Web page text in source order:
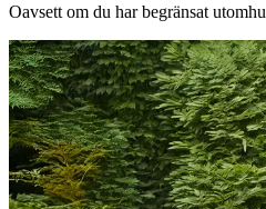
Oavsett om du har begränsat